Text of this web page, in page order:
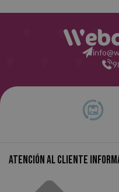
Atención al cliente